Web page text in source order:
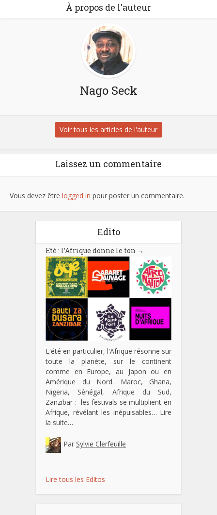
À propos de l'auteur
Nago Seck
Voir tous les articles de l'auteur
Laissez un commentaire
Vous devez être logged in pour poster un commentaire.
Edito
Eté : l’Afrique donne le ton →
L'été en particulier, l'Afrique résonne sur
toute la planète, sur le continent
comme en Europe, au Japon ou en
Amérique du Nord. Maroc, Ghana,
Nigeria, Sénégal, Afrique du Sud,
Zanzibar : les festivals se multiplient en
Afrique, révélant les inépuisables… Lire
la suite…
Par Sylvie Clerfeuille
Lire tous les Editos